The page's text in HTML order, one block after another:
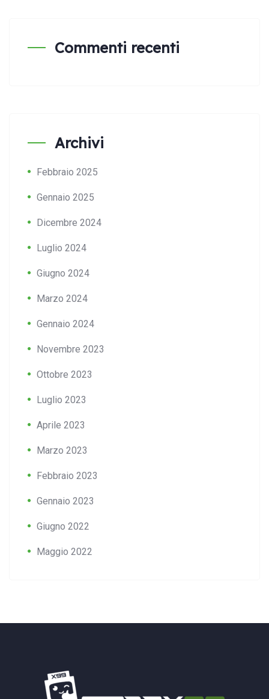
Commenti recenti
Archivi
Febbraio 2025
Gennaio 2025
Dicembre 2024
Luglio 2024
Giugno 2024
Marzo 2024
Gennaio 2024
Novembre 2023
Ottobre 2023
Luglio 2023
Aprile 2023
Marzo 2023
Febbraio 2023
Gennaio 2023
Giugno 2022
Maggio 2022